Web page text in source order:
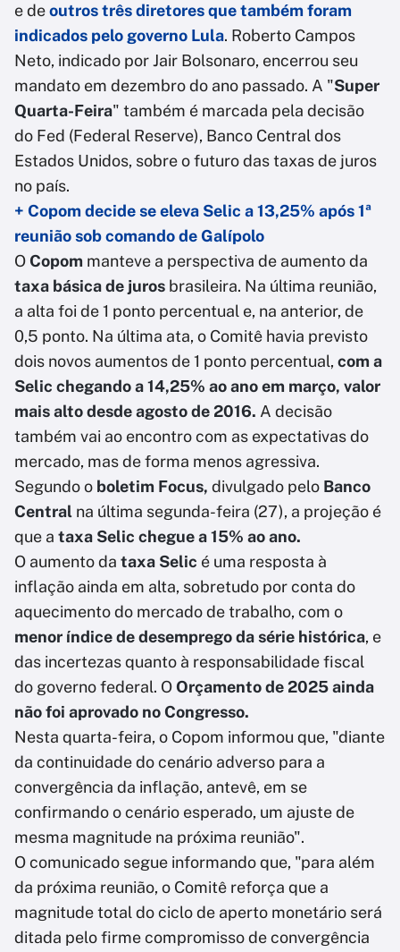
e deoutros três diretores que também foram
indicados pelo governo Lula. Roberto Campos
Neto, indicado por Jair Bolsonaro, encerrou seu
mandato em dezembro do ano passado. A "Super
Quarta-Feira" também é marcada pela decisão
do Fed (Federal Reserve), Banco Central dos
Estados Unidos, sobre o futuro das taxas de juros
no país.
+ Copom decide se eleva Selic a 13,25% após 1ª
reunião sob comando de Galípolo
OCopom manteve a perspectiva de aumento da
taxa básica de juros brasileira. Na última reunião,
a alta foi de 1 ponto percentual e, na anterior, de
0,5 ponto. Na última ata, o Comitê havia previsto
dois novos aumentos de 1 ponto percentual, com a
Selic chegando a 14,25% ao ano em março, valor
mais alto desde agosto de 2016. A decisão
também vai ao encontro com as expectativas do
mercado, mas de forma menos agressiva.
Segundo o boletim Focus, divulgado pelo Banco
Central na última segunda-feira (27), a projeção é
que a taxa Selic chegue a 15% ao ano.
O aumento da taxa Selic é uma resposta à
inflação ainda em alta, sobretudo por conta do
aquecimento do mercado de trabalho, com o
menor índice de desemprego da série histórica, e
das incertezas quanto à responsabilidade fiscal
do governo federal. OOrçamento de 2025 ainda
não foi aprovado no Congresso.
Nesta quarta-feira, o Copom informou que, "diante
da continuidade do cenário adverso para a
convergência da inflação, antevê, em se
confirmando o cenário esperado, um ajuste de
mesma magnitude na próxima reunião".
O comunicado segue informando que, "para além
da próxima reunião, o Comitê reforça que a
magnitude total do ciclo de aperto monetário será
ditada pelo firme compromisso de convergência